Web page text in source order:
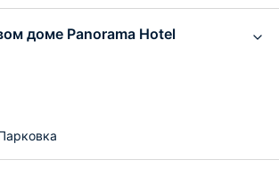
доме Panorama Hotel